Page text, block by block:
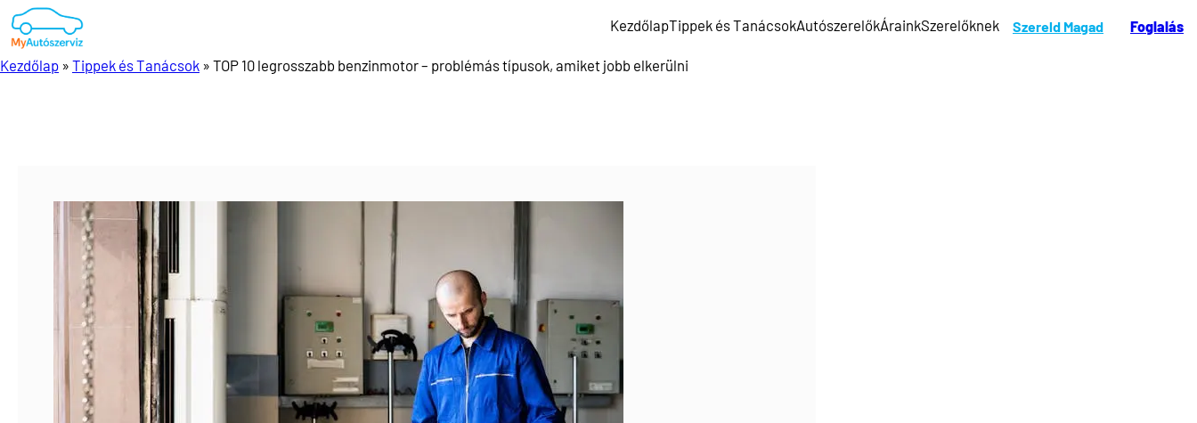
Ugrás
tartalomhoz
KezdőlapTippek és TanácsokAutószerelőkÁrainkSzerelőknek Szereld Magad Foglalás
Kezdőlap » Tippek és Tanácsok » TOP 10 legrosszabb benzinmotor – problémás típusok, amiket jobb elkerülni